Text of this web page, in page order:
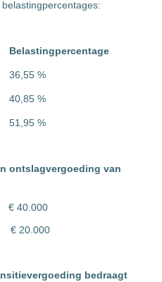
Belastingpercentage
36,55 %
40,85 %
51,95 %
ontslagvergoeding van
20.000
bedraagt